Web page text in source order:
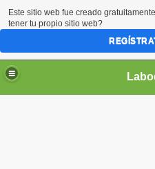
Este sitio web fue creado
tener tu propio sitio web?